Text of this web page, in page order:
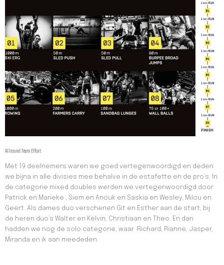
Allround Team Effort
Met 19 deelnemers waren we goed vertegenwoordigd en deden
we bijna in alle divisies mee behalve in de estafette en de pro’s. In
de categorie mixed doubles werden we vertegenwoordigd door
Patrick en Marieke , Siem en Anouk en Saskia en Wesley, Milou en
Geert. Als dames duo verschenen Git en Esther aan de start, bij
de heren duo’s Walter en Kelvin, Christiaan en Theo. En dan
hadden we nog de solo categorie, waar Richard, Rianne, Jasper,
Miranda en ik aan meededen.